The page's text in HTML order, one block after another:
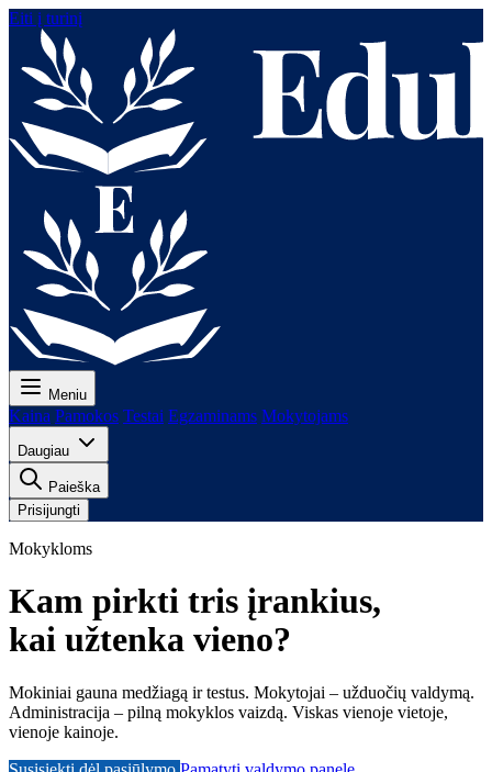
Eiti į turinį
Meniu
Kaina Pamokos Testai Egzaminams Mokytojams
Daugiau
Paieška
Prisijungti
Mokykloms
Kam pirkti tris įrankius,
kai užtenka vieno?
Mokiniai gauna medžiagą ir testus. Mokytojai – užduočių valdymą.
Administracija – pilną mokyklos vaizdą. Viskas vienoje vietoje,
vienoje kainoje.